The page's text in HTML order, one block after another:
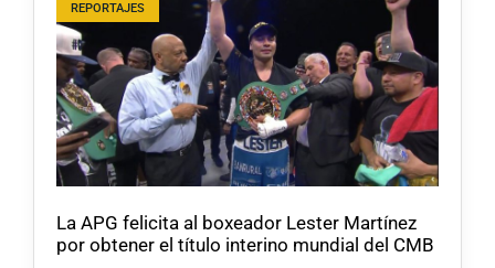
REPORTAJES
La APG felicita al boxeador Lester Martínez
por obtener el título interino mundial del CMB